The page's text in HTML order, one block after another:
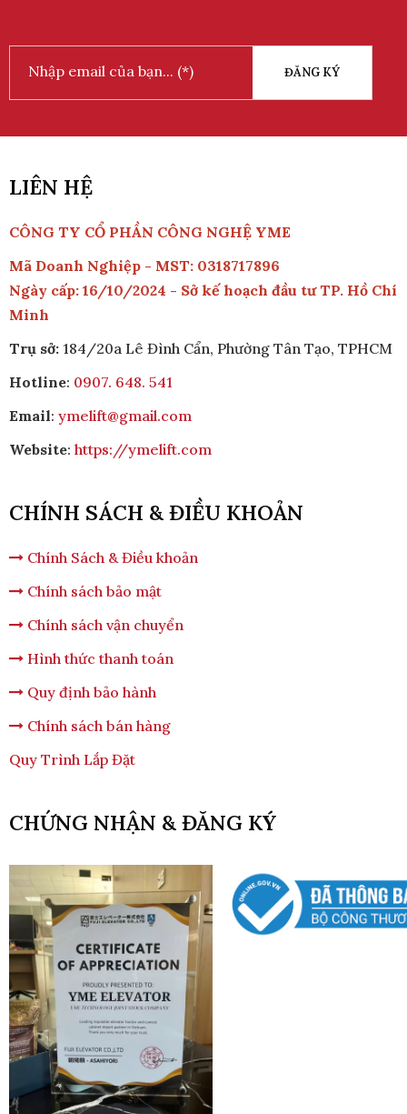
ĐĂNG KÝ
LIÊN HỆ
CÔNG TY CỔ PHẦN CÔNG NGHỆ YME
Mã Doanh Nghiệp - MST: 0318717896
Ngày cấp: 16/10/2024 - Sở kế hoạch đầu tư TP. Hồ Chí
Minh
Trụ sở: 184/20a Lê Đình Cẩn, Phường Tân Tạo, TPHCM
Hotline: 0907. 648. 541
Email: ymelift@gmail.com
Website: https://ymelift.com
CHÍNH SÁCH & ĐIỀU KHOẢN
Chính Sách & Điều khoản
Chính sách bảo mật
Chính sách vận chuyển
Hình thức thanh toán
Quy định bảo hành
Chính sách bán hàng
Quy Trình Lắp Đặt
CHỨNG NHẬN & ĐĂNG KÝ